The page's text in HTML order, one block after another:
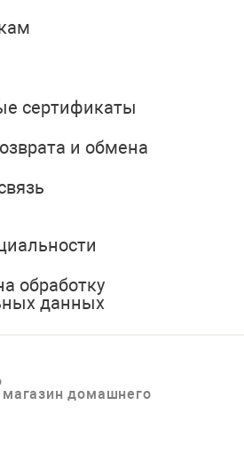
сертификаты
и обмена
обработку
данных
домашнего